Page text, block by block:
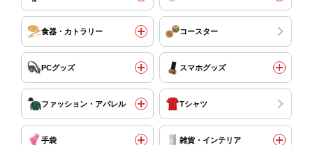
食器・カトラリー コースター
PCグッズ スマホグッズ
ファッション・アパレル Tシャツ
手袋 雑貨・インテリア